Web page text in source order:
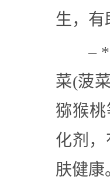
生，有
–
菜(菠
猕猴
化剂
肤健康